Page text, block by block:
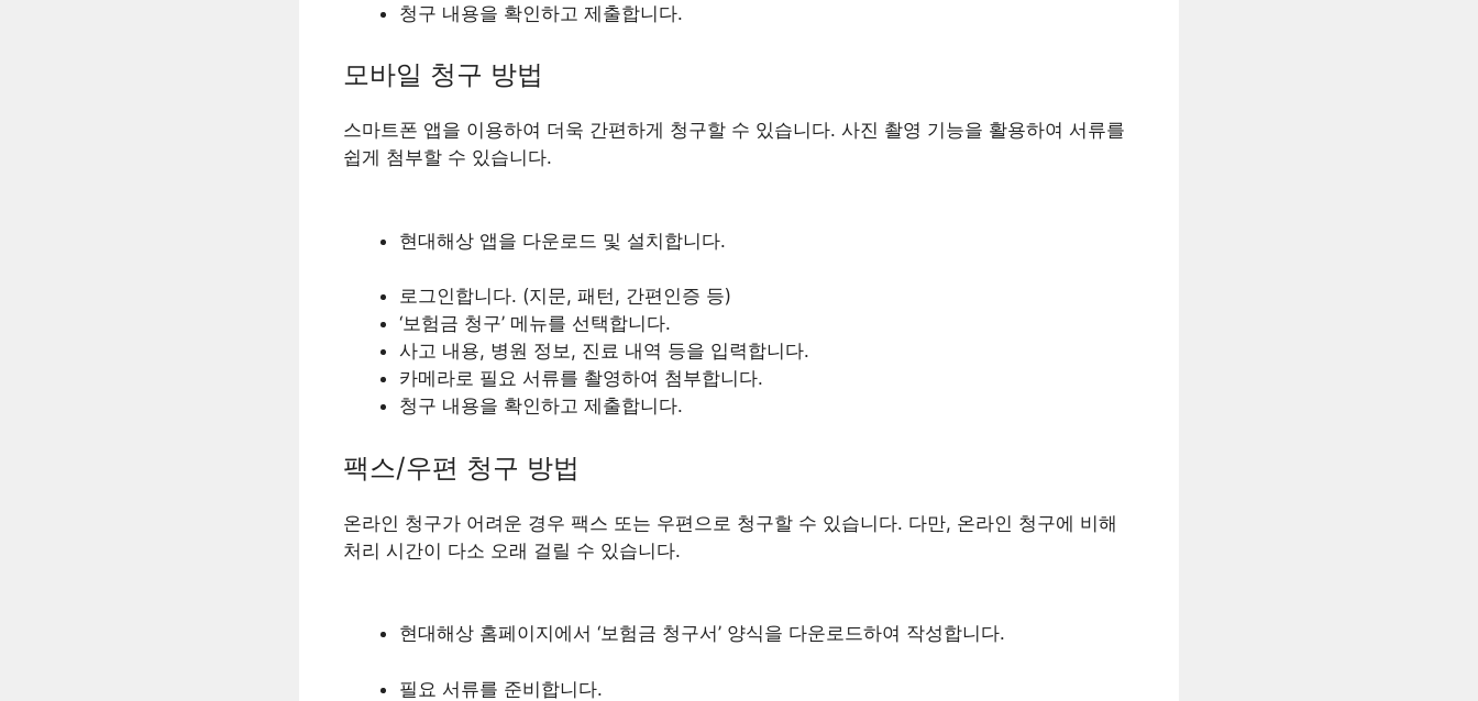
청구 내용을 확인하고 제출합니다.
모바일 청구 방법
스마트폰 앱을 이용하여 더욱 간편하게 청구할 수 있습니다. 사진 촬영 기능을 활용하여 서류를
쉽게 첨부할 수 있습니다.
현대해상 앱을 다운로드 및 설치합니다.
로그인합니다. (지문, 패턴, 간편인증 등)
‘보험금 청구’ 메뉴를 선택합니다.
사고 내용, 병원 정보, 진료 내역 등을 입력합니다.
카메라로 필요 서류를 촬영하여 첨부합니다.
청구 내용을 확인하고 제출합니다.
팩스/우편 청구 방법
온라인 청구가 어려운 경우 팩스 또는 우편으로 청구할 수 있습니다. 다만, 온라인 청구에 비해
처리 시간이 다소 오래 걸릴 수 있습니다.
현대해상 홈페이지에서 ‘보험금 청구서’ 양식을 다운로드하여 작성합니다.
필요 서류를 준비합니다.